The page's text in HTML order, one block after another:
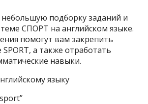
подборку заданий и
СПОРТ на английском языке.
помогут вам закрепить
а также отработать
навыки.
языку